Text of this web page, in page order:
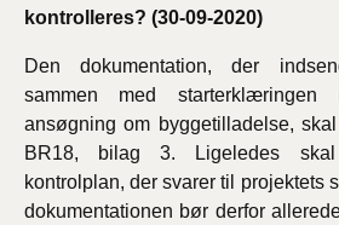
kontrolleres? (30-09-2020)
Den dokumentation, der
sammen med
ansøgning om byggetilladelse,
BR18, bilag 3. Ligeledes
kontrolplan, der svarer til projektets
dokumentationen bør derfor